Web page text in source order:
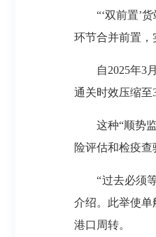
“‘双前置’货
环节合并前置，
自2025年3月6
通关时效压缩至
这种“顺势监
险评估和检疫查
“过去必须等
介绍。此举使单
港口周转。